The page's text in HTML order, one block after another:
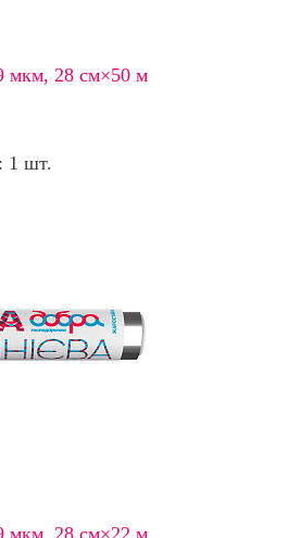
мкм, 28 см×50 м
1 шт.
мкм, 28 см×22 м